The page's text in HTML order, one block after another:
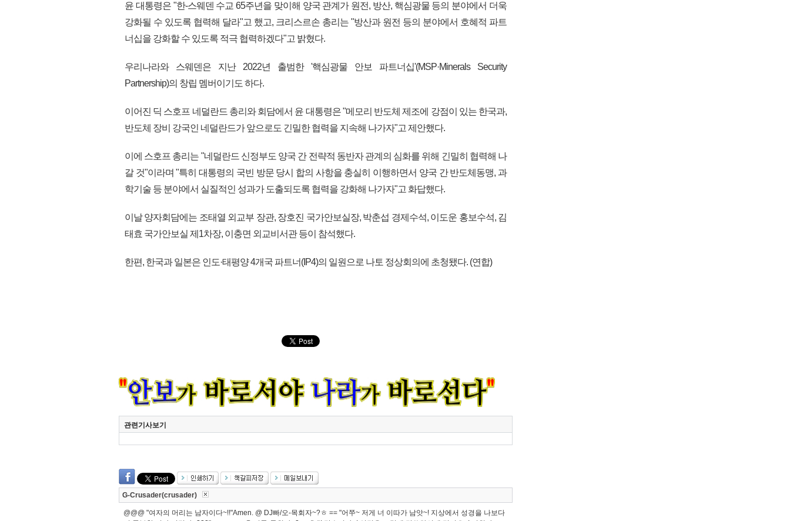
윤 대통령은 "한-스웨덴 수교 65주년을 맞이해 양국 관계가 원전, 방산, 핵심광물 등의 분야에서 더욱
강화될 수 있도록 협력해 달라"고 했고, 크리스르손 총리는 "방산과 원전 등의 분야에서 호혜적 파트
너십을 강화할 수 있도록 적극 협력하겠다"고 밝혔다.
우리나라와 스웨덴은 지난 2022년 출범한 '핵심광물 안보 파트너십'(MSP·Minerals Security
Partnership)의 창립 멤버이기도 하다.
이어진 딕 스호프 네덜란드 총리와 회담에서 윤 대통령은 "메모리 반도체 제조에 강점이 있는 한국과,
반도체 장비 강국인 네덜란드가 앞으로도 긴밀한 협력을 지속해 나가자"고 제안했다.
이에 스호프 총리는 "네덜란드 신정부도 양국 간 전략적 동반자 관계의 심화를 위해 긴밀히 협력해 나
갈 것"이라며 "특히 대통령의 국빈 방문 당시 합의 사항을 충실히 이행하면서 양국 간 반도체동맹, 과
학기술 등 분야에서 실질적인 성과가 도출되도록 협력을 강화해 나가자"고 화답했다.
이날 양자회담에는 조태열 외교부 장관, 장호진 국가안보실장, 박춘섭 경제수석, 이도운 홍보수석, 김
태효 국가안보실 제1차장, 이충면 외교비서관 등이 참석했다.
한편, 한국과 일본은 인도·태평양 4개국 파트너(IP4)의 일원으로 나토 정상회의에 초청됐다. (연합)
관련기사보기
G-Crusader(crusader)
@@@ "여자의 머리는 남자이다~!!"Amen. @ DJ빠/오-목회자~?ㅎ == "어쭈~ 저게 너 이따가 남앗~! 지상에서 성경을 나보다